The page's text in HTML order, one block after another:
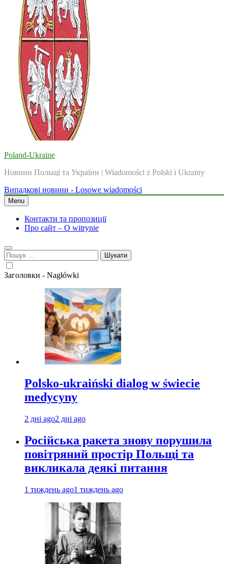
Poland-Ukraine
Новини Польщі та України | Wiadomości z Polski i Ukrainy
Випадкові новини - Losowe wiadomości
Menu
Контакти та пропозиції
Про сайт – O witrynie
Пошук:
Заголовки - Nagłówki
Polsko-ukraiński dialog w świecie
medycyny
2 дні ago2 дні ago
Російська ракета знову порушила
повітряний простір Польщі та
викликала деякі питання
1 тиждень ago1 тиждень ago